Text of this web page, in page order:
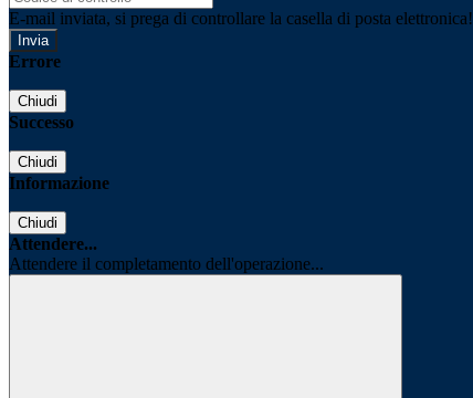
E-mail inviata, si prega di controllare la casella di posta elettronica!
Errore
Chiudi
Successo
Chiudi
Informazione
Chiudi
Attendere...
Attendere il completamento dell'operazione...